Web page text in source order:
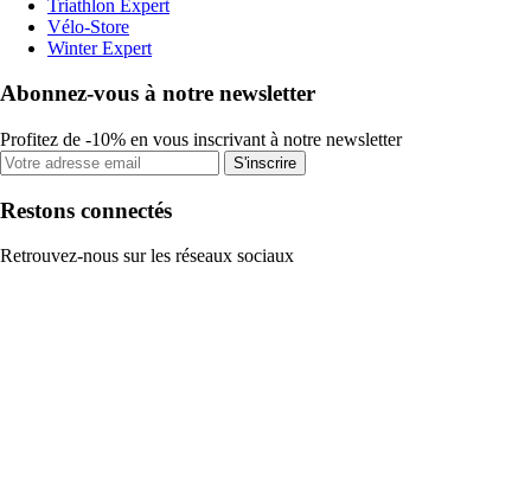
Triathlon Expert
Vélo-Store
Winter Expert
Abonnez-vous à notre newsletter
Profitez de -10% en vous inscrivant à notre newsletter
S'inscrire
Restons connectés
Retrouvez-nous sur les réseaux sociaux